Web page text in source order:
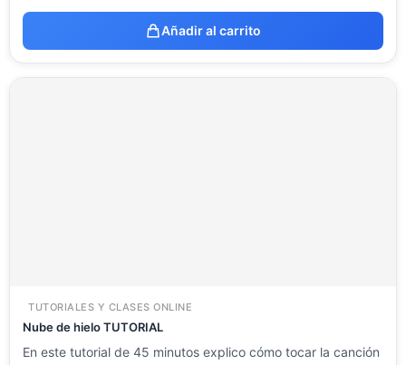
Añadir al carrito
TUTORIALES Y CLASES ONLINE
Nube de hielo TUTORIAL
En este tutorial de 45 minutos explico cómo tocar la canción